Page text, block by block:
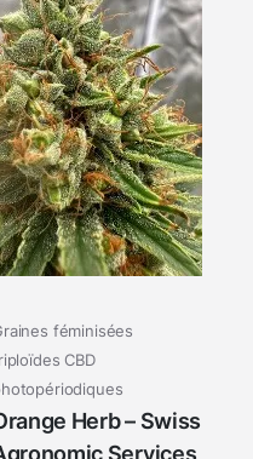
féminisées
CBD
Herb – Swiss